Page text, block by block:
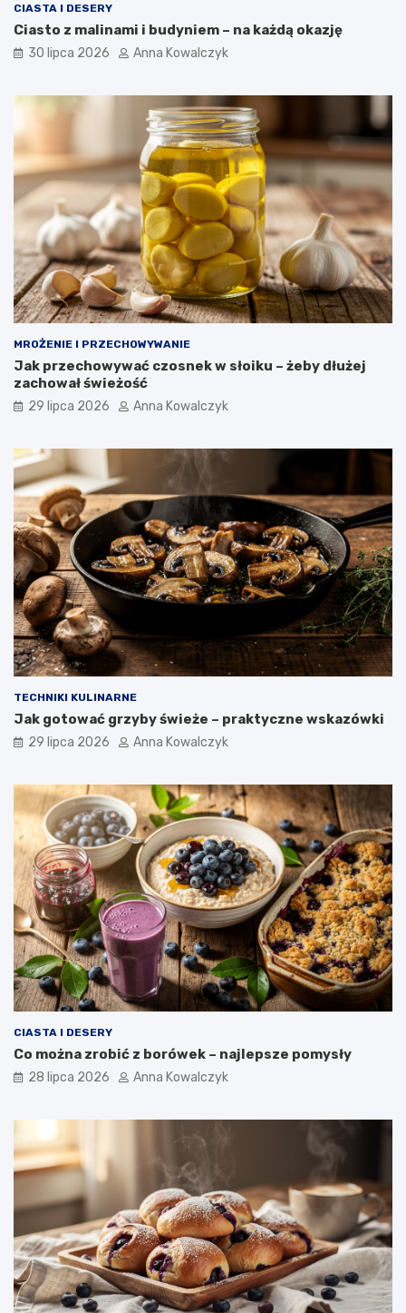
CIASTA I DESERY
Ciasto z malinami i budyniem – na każdą okazję
30 lipca 2026 Anna Kowalczyk
MROŻENIE I PRZECHOWYWANIE
Jak przechowywać czosnek w słoiku – żeby dłużej
zachował świeżość
29 lipca 2026 Anna Kowalczyk
TECHNIKI KULINARNE
Jak gotować grzyby świeże – praktyczne wskazówki
29 lipca 2026 Anna Kowalczyk
CIASTA I DESERY
Co można zrobić z borówek – najlepsze pomysły
28 lipca 2026 Anna Kowalczyk